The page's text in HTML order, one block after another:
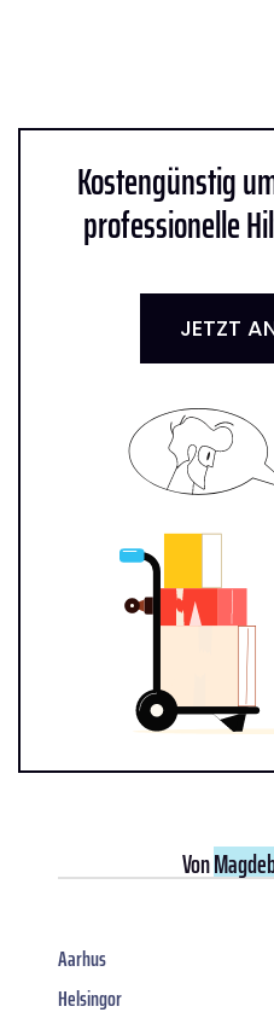
Kostengünstig
professionelle
JETZT
Von
Aarhus
Helsingor